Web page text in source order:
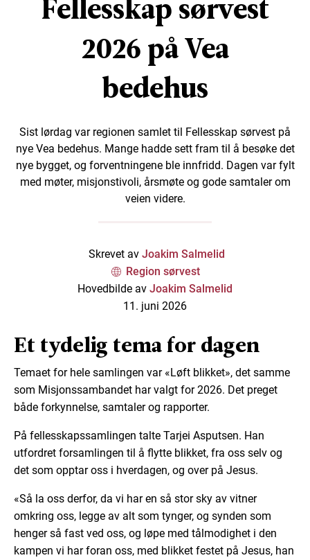
Fellesskap sørvest
2026 på Vea
bedehus
Sist lørdag var regionen samlet til Fellesskap sørvest på
nye Vea bedehus. Mange hadde sett fram til å besøke det
nye bygget, og forventningene ble innfridd. Dagen var fylt
med møter, misjonstivoli, årsmøte og gode samtaler om
veien videre.
Skrevet av Joakim Salmelid
Region sørvest
Hovedbilde av Joakim Salmelid
11. juni 2026
Et tydelig tema for dagen
Temaet for hele samlingen var «Løft blikket», det samme
som Misjonssambandet har valgt for 2026. Det preget
både forkynnelse, samtaler og rapporter.
På fellesskapssamlingen talte Tarjei Asputsen. Han
utfordret forsamlingen til å flytte blikket, fra oss selv og
det som opptar oss i hverdagen, og over på Jesus.
«Så la oss derfor, da vi har en så stor sky av vitner
omkring oss, legge av alt som tynger, og synden som
henger så fast ved oss, og løpe med tålmodighet i den
kampen vi har foran oss, med blikket festet på Jesus, han